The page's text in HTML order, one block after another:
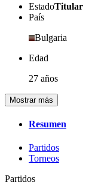
EstadoTitular
País
Bulgaria
Edad
27 años
Mostrar más
Resumen
Partidos
Torneos
Partidos